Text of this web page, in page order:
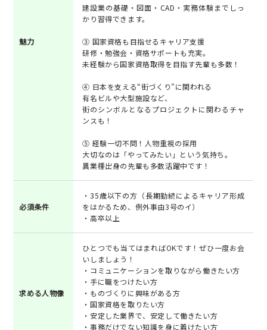
魅力
建設業の基礎・図面・CAD・実務体験までしっ
かり習得できます。
③ 国家資格も目指せるキャリア支援
研修・勉強会・資格サポートも充実。
未経験から国家資格取得を目指す先輩も多数！
④ 日本を支える“街づくり”に関われる
有名ビルや大型施設など、
街のシンボルとなるプロジェクトに関わるチャ
ンスも！
⑤ 経験一切不問！人物重視の採用
大切なのは「やってみたい」という気持ち。
異業種出身の先輩も多数活躍中です！
必須条件
・35歳以下の方（長期勤続によるキャリア形成
をはかるため、例外事由3号のイ）
・高卒以上
求める人物像
ひとつでも当てはまればOKです！ぜひ一度お会
いしましょう！
・コミュニケーションを取りながら働きたい方
・手に職をつけたい方
・ものづくりに興味がある方
・国家資格を取りたい方
・安定した業界で、安定して働きたい方
・事務だけでない知識を身に着けたい方